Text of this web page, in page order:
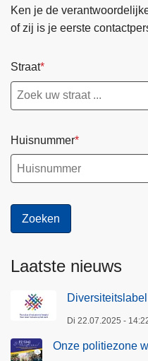
Ken je de
of zij is je eerste
Straat
Huisnummer
Laatste nieuws
Diversiteitslabel
Di 22.07.2025 -
Onze politiezone